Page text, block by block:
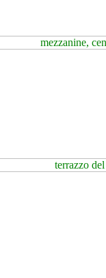
mezzanine,
terrazzo